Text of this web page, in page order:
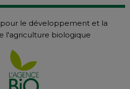
le développement et la
l'agriculture biologique